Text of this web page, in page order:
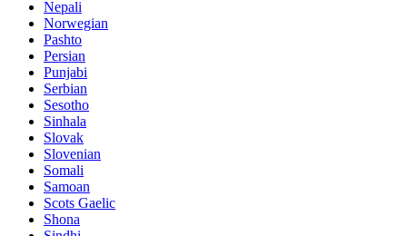
Nepali
Norwegian
Pashto
Persian
Punjabi
Serbian
Sesotho
Sinhala
Slovak
Slovenian
Somali
Samoan
Scots Gaelic
Shona